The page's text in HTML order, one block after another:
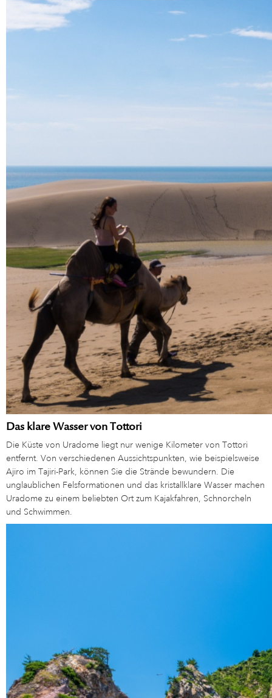
Das klare Wasser von Tottori
Die Küste von Uradome liegt nur wenige Kilometer von Tottori
entfernt. Von verschiedenen Aussichtspunkten, wie beispielsweise
Ajiro im Tajiri-Park, können Sie die Strände bewundern. Die
unglaublichen Felsformationen und das kristallklare Wasser machen
Uradome zu einem beliebten Ort zum Kajakfahren, Schnorcheln
und Schwimmen.